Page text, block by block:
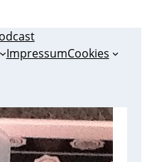
ImpressumCookies